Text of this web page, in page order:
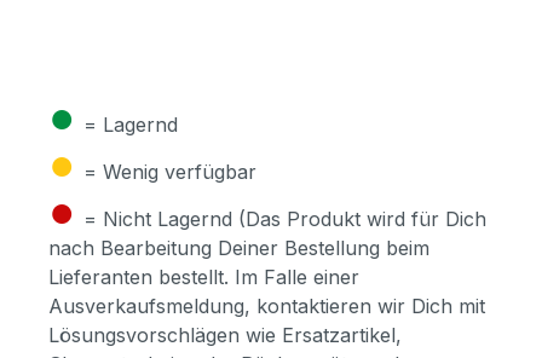
● = Lagernd
● = Wenig verfügbar
● = Nicht Lagernd (Das Produkt wird für Dich
nach Bearbeitung Deiner Bestellung beim
Lieferanten bestellt. Im Falle einer
Ausverkaufsmeldung, kontaktieren wir Dich mit
Lösungsvorschlägen wie Ersatzartikel,